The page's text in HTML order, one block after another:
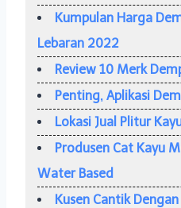
Kumpulan Harga
Lebaran 2022
Review 10 Merk
Penting, Aplikasi
Lokasi Jual Plitur
Produsen Cat Kayu
Water Based
Kusen Cantik